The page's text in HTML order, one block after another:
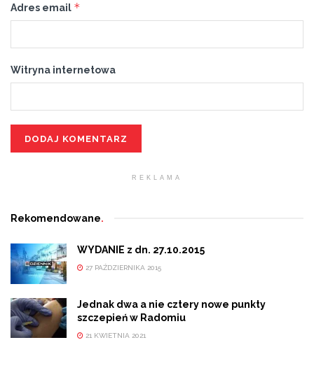
Adres email *
Witryna internetowa
REKLAMA
Rekomendowane.
WYDANIE z dn. 27.10.2015
27 PAŹDZIERNIKA 2015
Jednak dwa a nie cztery nowe punkty
szczepień w Radomiu
21 KWIETNIA 2021